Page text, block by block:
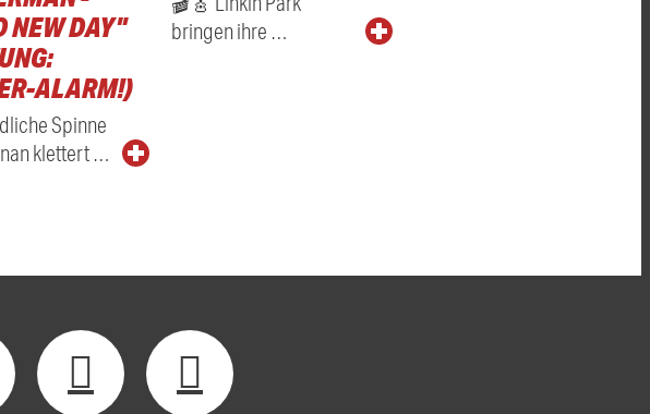
NEW DAY"
ALARM!)
Spinne
klettert …
bringen ihre …